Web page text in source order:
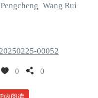
Pengcheng Wang Rui
00052
0 0